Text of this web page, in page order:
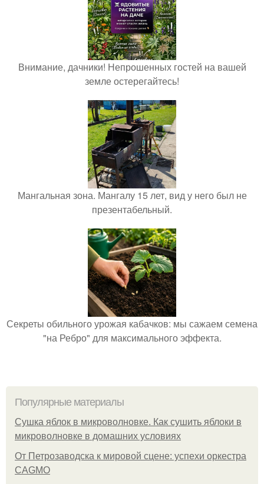
Внимание, дачники! Непрошенных гостей на вашей
земле остерегайтесь!
Мангальная зона. Мангалу 15 лет, вид у него был не
презентабельный.
Секреты обильного урожая кабачков: мы сажаем семена
"на Ребро" для максимального эффекта.
Популярные материалы
Сушка яблок в микроволновке. Как сушить яблоки в
микроволновке в домашних условиях
От Петрозаводска к мировой сцене: успехи оркестра
CAGMO